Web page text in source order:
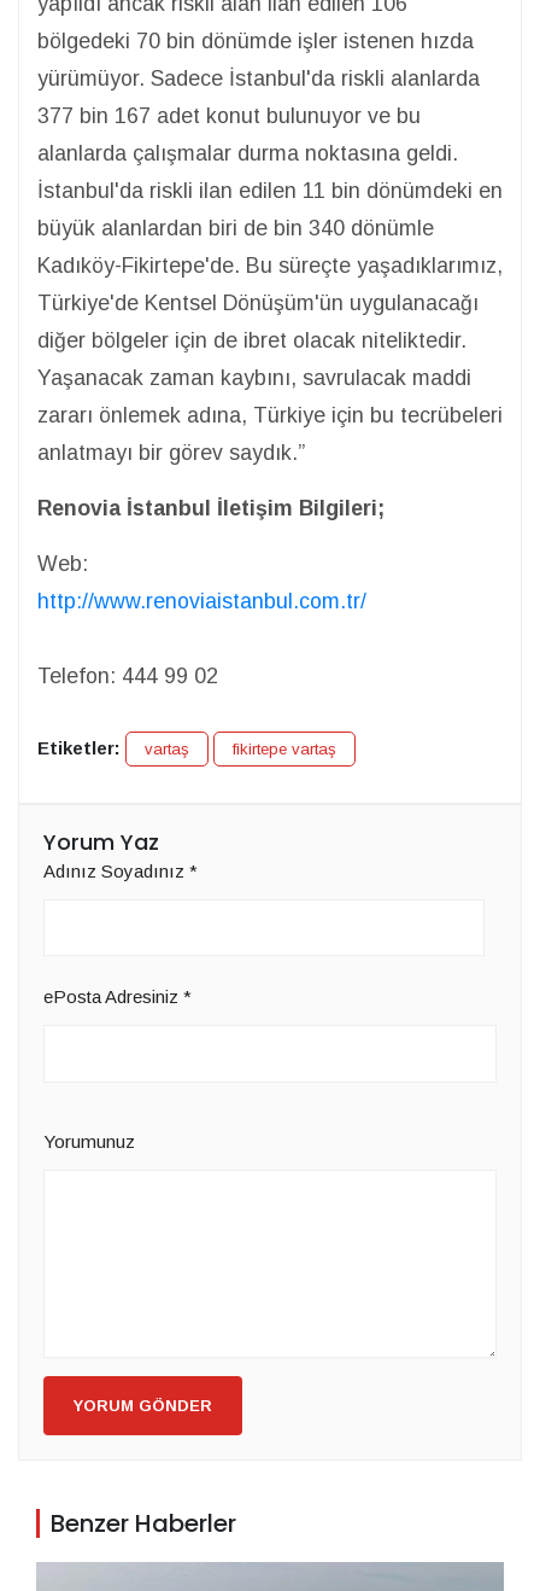
bölgedeki 70 bin dönümde işler istenen hızda
yürümüyor. Sadece İstanbul'da riskli alanlarda
377 bin 167 adet konut bulunuyor ve bu
alanlarda çalışmalar durma noktasına geldi.
İstanbul'da riskli ilan edilen 11 bin dönümdeki en
büyük alanlardan biri de bin 340 dönümle
Kadıköy-Fikirtepe'de. Bu süreçte yaşadıklarımız,
Türkiye'de Kentsel Dönüşüm'ün uygulanacağı
diğer bölgeler için de ibret olacak niteliktedir.
Yaşanacak zaman kaybını, savrulacak maddi
zararı önlemek adına, Türkiye için bu tecrübeleri
anlatmayı bir görev saydık.”
Renovia İstanbul İletişim Bilgileri;
Web:
http://www.renoviaistanbul.com.tr/
Telefon: 444 99 02
Etiketler: vartaş fikirtepe vartaş
Yorum Yaz
Adınız Soyadınız *
ePosta Adresiniz *
Yorumunuz
YORUM GÖNDER
Benzer Haberler